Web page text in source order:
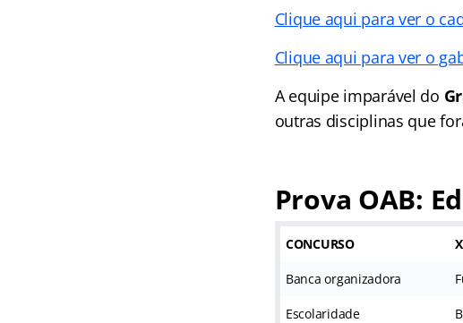
Clique aqui para ver o
Clique aqui para ver o
A equipe imparável do
outras disciplinas que
Prova OAB:
CONCURSO
Banca organizadora
Escolaridade